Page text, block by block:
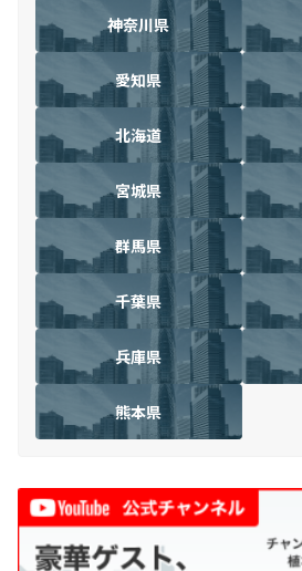
神奈川県
愛知県
北海道
宮城県
群馬県
千葉県
兵庫県
熊本県